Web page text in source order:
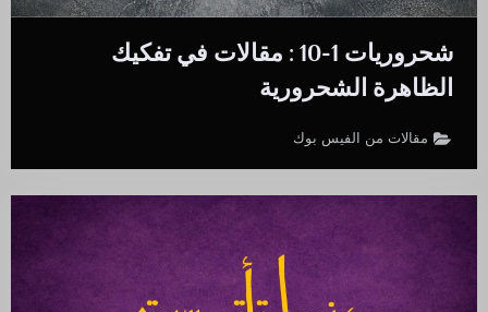
شحروريات 1-10 : مقالات في تفكيك
الظاهرة الشحرورية
مقالات من الفيس بوك